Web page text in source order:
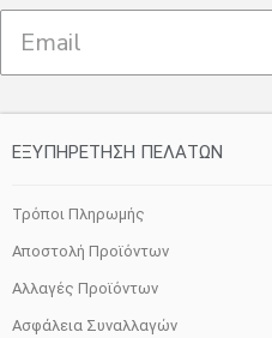
ΕΞΥΠΗΡΕΤΗΣΗ ΠΕΛΑΤΩΝ
Τρόποι Πληρωμής
Αποστολή Προϊόντων
Αλλαγές Προϊόντων
Ασφάλεια Συναλλαγών